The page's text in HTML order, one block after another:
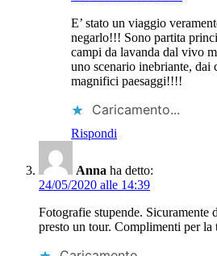
E’ stato un viaggio
negarlo!!! Sono partita
campi da lavanda dal vivo
uno scenario inebriante,
magnifici paesaggi!!!!
Caricamento...
Rispondi
Anna ha detto:
24/05/2020 alle 14:39
Fotografie stupende. Sicuramente
presto un tour. Complimenti per la